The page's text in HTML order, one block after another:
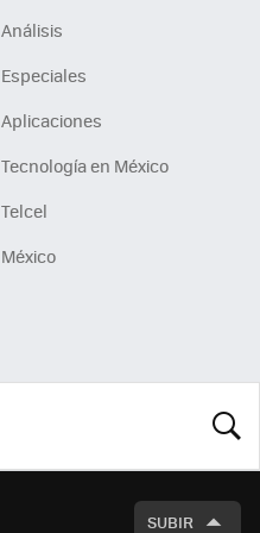
Análisis
Especiales
Aplicaciones
Tecnología en México
Telcel
México
SUBIR